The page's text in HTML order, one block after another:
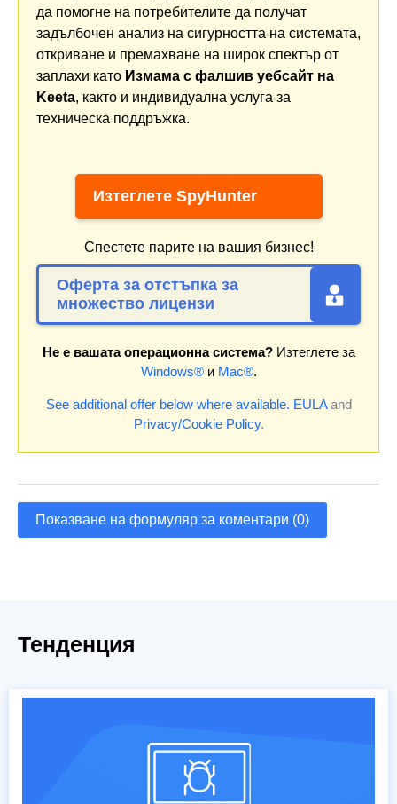
да помогне на потребителите да получат
задълбочен анализ на сигурността на системата,
откриване и премахване на широк спектър от
заплахи като Измама с фалшив уебсайт на
Keeta, както и индивидуална услуга за
техническа поддръжка.
Изтеглете SpyHunter
Спестете парите на вашия бизнес!
Оферта за отстъпка за
множество лицензи
Не е вашата операционна система?Изтеглете за
Windows®и Mac®.
See additional offer below where available. EULAand
Privacy/Cookie Policy.
Показване на формуляр за коментари (0)
Тенденция